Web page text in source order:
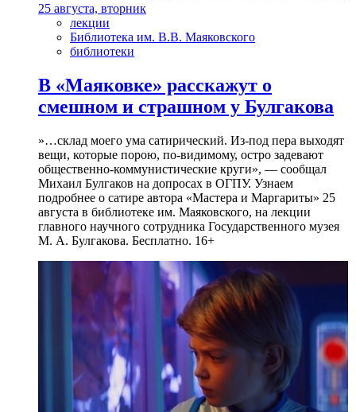
25 августа, вторник
лекции
Библиотека им. В.В. Маяковского
библиотеки
В «Маяковке» расскажут о
смешном и страшном у Булгакова
»…склад моего ума сатирический. Из-под пера выходят
вещи, которые порою, по-видимому, остро задевают
общественно-коммунистические круги», — сообщал
Михаил Булгаков на допросах в ОГПУ. Узнаем
подробнее о сатире автора «Мастера и Маргариты» 25
августа в библиотеке им. Маяковского, на лекции
главного научного сотрудника Государственного музея
М. А. Булгакова. Бесплатно. 16+